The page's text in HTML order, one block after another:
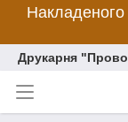
Накладеного
Друкарня